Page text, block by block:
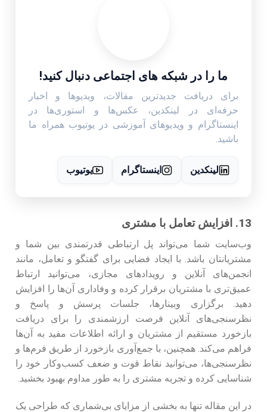
ما را در شبکه های اجتماعی دنبال کنید!
برای دریافت جدیدترین مقالات، ویدیوها و اخبار
حرفه‌ای در لینکدین، عکس‌ها و استوری‌ها در
اینستاگرام و ویدیوهای آموزشی در یوتیوب همراه ما
باشید.
لینکدین اینستاگرام یوتیوب
13. افزایش تعامل با مشتری
وب‌سایت شما می‌تواند پل ارتباطی قدرتمندی بین شما و
مشتریانتان باشد. با ایجاد فضایی برای گفتگو و تعامل، مانند
انجمن‌های آنلاین و رویدادهای مجازی، می‌توانید ارتباط
عمیق‌تری با مشتریان برقرار کرده و وفاداری آن‌ها را افزایش
دهید. برگزاری وبینارها، جلسات پرسش و پاسخ و
نظرسنجی‌های آنلاین فرصت ارزشمندی را برای دریافت
بازخورد مستقیم از مشتریان و ارائه اطلاعات مفید به آن‌ها
فراهم می‌کند. همچنین، با جمع‌آوری بازخورد از طریق فرم‌ها و
نظرسنجی‌ها، می‌توانید نقاط قوت و ضعف کسب‌وکار خود را
شناسایی کرده و تجربه مشتری را به طور مداوم بهبود بخشید.
در این مقاله تنها به بخشی از مزایای بی‌شماری که طراحی یک